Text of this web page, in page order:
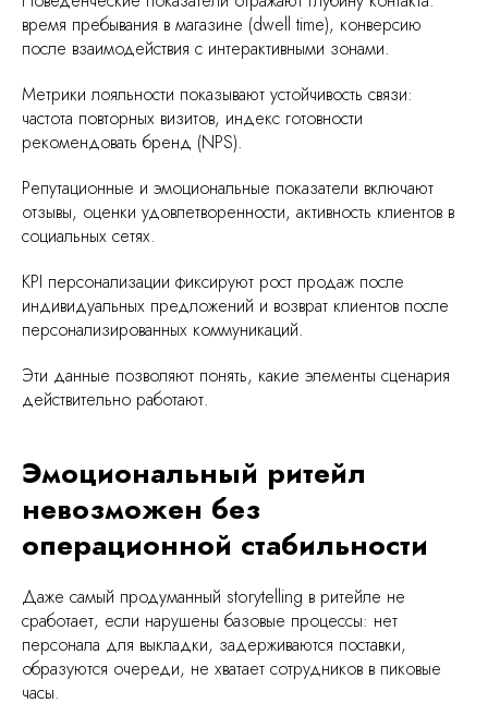
время пребывания в магазине (dwell time), конверсию
после взаимодействия с интерактивными зонами.
Метрики лояльности показывают устойчивость связи:
частота повторных визитов, индекс готовности
рекомендовать бренд (NPS).
Репутационные и эмоциональные показатели включают
отзывы, оценки удовлетворенности, активность клиентов в
социальных сетях.
KPI персонализации фиксируют рост продаж после
индивидуальных предложений и возврат клиентов после
персонализированных коммуникаций.
Эти данные позволяют понять, какие элементы сценария
действительно работают.
Эмоциональный ритейл
невозможен без
операционной стабильности
Даже самый продуманный storytelling в ритейле не
сработает, если нарушены базовые процессы: нет
персонала для выкладки, задерживаются поставки,
образуются очереди, не хватает сотрудников в пиковые
часы.
легко масштабировать под
и низкая текучка
на инфраструктуре